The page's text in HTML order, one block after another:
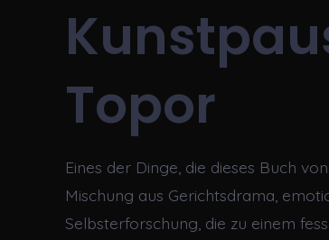
Topor
Eines der Dinge, die dieses Buch
Mischung aus Gerichtsdrama,
Selbsterforschung, die zu einem